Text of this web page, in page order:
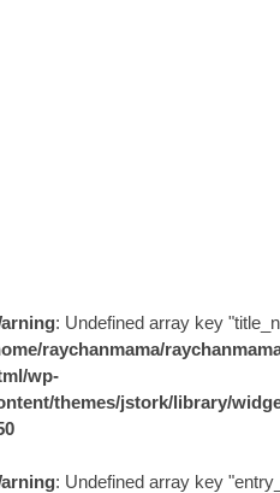
: Undefined array key
raychanmama/
wp-
themes/jstork/library/
: Undefined array key